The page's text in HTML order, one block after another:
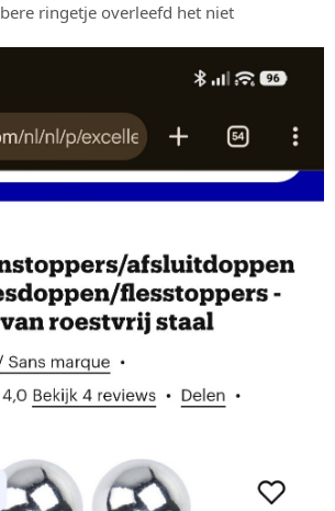
ringetje overleefd het niet